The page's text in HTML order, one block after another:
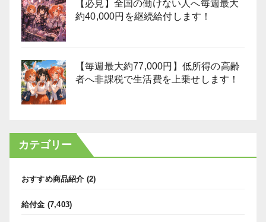
【必見】全国の働けない人へ毎週最大
約40,000円を継続給付します！
【毎週最大約77,000円】低所得の高齢
者へ非課税で生活費を上乗せします！
カテゴリー
おすすめ商品紹介 (2)
給付金 (7,403)